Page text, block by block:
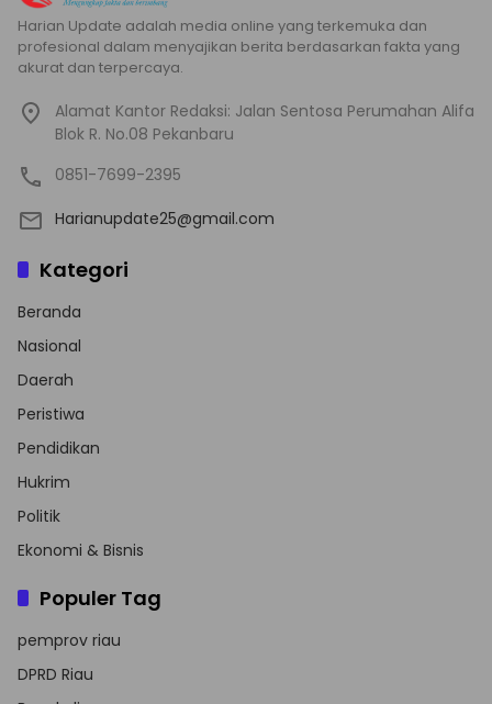
Harian Update adalah media online yang terkemuka dan
profesional dalam menyajikan berita berdasarkan fakta yang
akurat dan terpercaya.
Alamat Kantor Redaksi: Jalan Sentosa Perumahan Alifa
Blok R. No.08 Pekanbaru
0851-7699-2395
Harianupdate25@gmail.com
Kategori
Beranda
Nasional
Daerah
Peristiwa
Pendidikan
Hukrim
Politik
Ekonomi & Bisnis
Populer Tag
pemprov riau
DPRD Riau